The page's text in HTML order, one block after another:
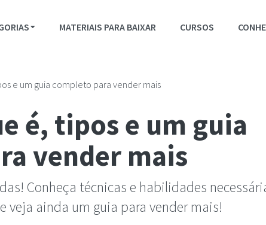
MATERIAIS PARA BAIXAR CURSOS
e um guia completo para vender mais
é, tipos e um guia
vender mais
Conheça técnicas e habilidades
veja ainda um guia para vender mais!